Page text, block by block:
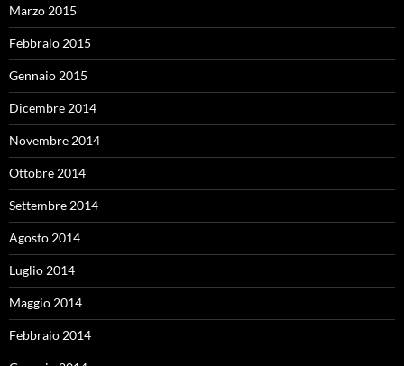
Marzo 2015
Febbraio 2015
Gennaio 2015
Dicembre 2014
Novembre 2014
Ottobre 2014
Settembre 2014
Agosto 2014
Luglio 2014
Maggio 2014
Febbraio 2014